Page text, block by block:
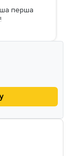
перша